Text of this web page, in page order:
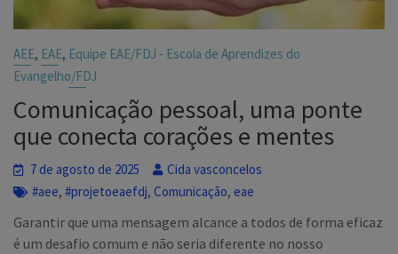
AEE, EAE, Equipe EAE/FDJ - Escola de Aprendizes do
Evangelho/FDJ
Comunicação pessoal, uma ponte
que conecta corações e mentes
7 de agosto de 2025
Cida vasconcelos
#aee,#projetoeaefdj,Comunicação, eae
Garantir que uma mensagem alcance a todos de forma eficaz
é um desafio comum e não seria diferente no nosso